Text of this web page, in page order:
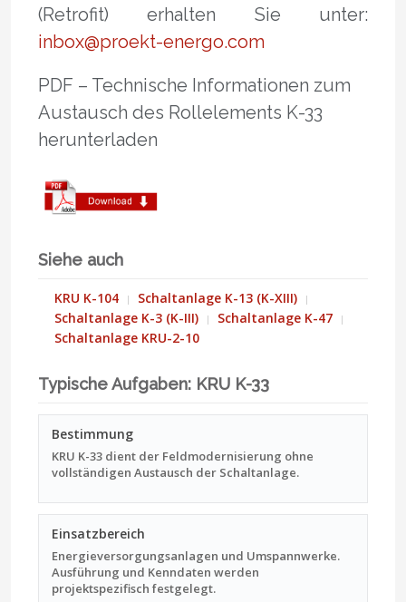
(Retrofit) erhalten Sie unter:
inbox@proekt-energo.com
PDF – Technische Informationen zum
Austausch des Rollelements K-33
herunterladen
Siehe auch
KRU K-104
Schaltanlage K-13 (K-XIII)
Schaltanlage K-3 (K-III)
Schaltanlage K-47
Schaltanlage KRU-2-10
Typische Aufgaben: KRU K-33
Bestimmung
KRU K-33 dient der Feldmodernisierung ohne
vollständigen Austausch der Schaltanlage.
Einsatzbereich
Energieversorgungsanlagen und Umspannwerke.
Ausführung und Kenndaten werden
projektspezifisch festgelegt.